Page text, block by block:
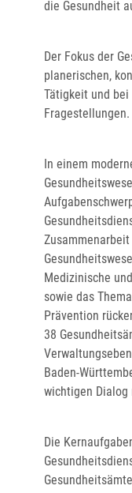
die Gesundheit
Der Fokus der
planerischen,
Tätigkeit und
Fragestellungen.
In einem
Medizinische
sowie das
Prävention
38
Baden-
wichtigen Dialog
Die